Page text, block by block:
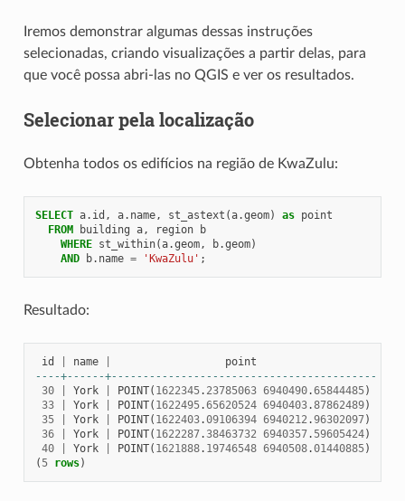
Iremos demonstrar algumas dessas instruções
selecionadas, criando visualizações a partir delas, para
que você possa abri-las no QGIS e ver os resultados.
Selecionar pela localização
Obtenha todos os edifícios na região de KwaZulu:
SELECT a. id , a. name, st_astext (a.geom) as point
FROM
building a, region
b
WHERE st_within(a.geom, b.geom)
AND
b. name = 'KwaZulu' ;
Resultado:
id name
point
----+------+------------------------------------------
30
York POINT( 1622345. 23785063 6940490.65844485)
33
York POINT( 1622495.65620524 6940403.87862489)
35
York POINT( 1622403.09106394 6940212.96302097)
36
York POINT( 1622287.38463732 6940357. 59605424)
40
York POINT( 1621888. 19746548 6940508.01440885)
( 5 rows)